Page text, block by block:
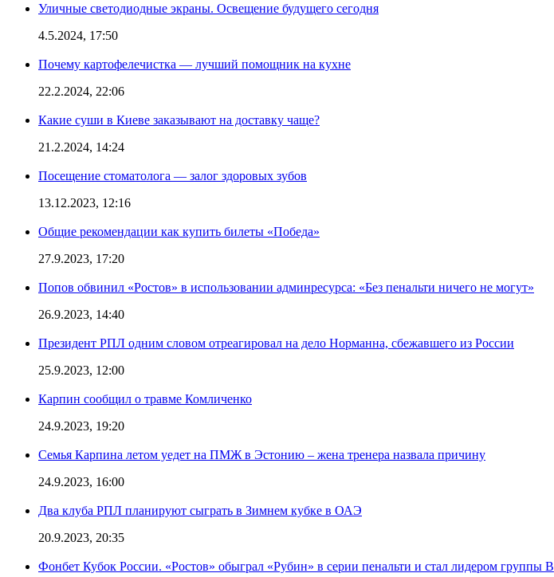
Уличные светодиодные экраны. Освещение будущего сегодня
4.5.2024, 17:50
Почему картофелечистка — лучший помощник на кухне
22.2.2024, 22:06
Какие суши в Киеве заказывают на доставку чаще?
21.2.2024, 14:24
Посещение стоматолога — залог здоровых зубов
13.12.2023, 12:16
Общие рекомендации как купить билеты «Победа»
27.9.2023, 17:20
Попов обвинил «Ростов» в использовании админресурса: «Без пенальти ничего не могут»
26.9.2023, 14:40
Президент РПЛ одним словом отреагировал на дело Норманна, сбежавшего из России
25.9.2023, 12:00
Карпин сообщил о травме Комличенко
24.9.2023, 19:20
Семья Карпина летом уедет на ПМЖ в Эстонию – жена тренера назвала причину
24.9.2023, 16:00
Два клуба РПЛ планируют сыграть в Зимнем кубке в ОАЭ
20.9.2023, 20:35
Фонбет Кубок России. «Ростов» обыграл «Рубин» в серии пенальти и стал лидером группы В